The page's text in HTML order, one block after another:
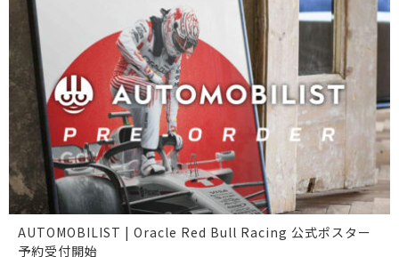
AUTOMOBILIST | Oracle Red Bull Racing 公式ポスター
予約受付開始